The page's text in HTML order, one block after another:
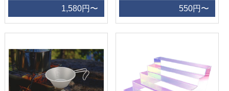
1,580円〜 550円〜